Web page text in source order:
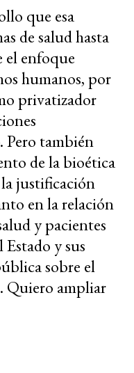
que esa
de salud hasta
el enfoque
humanos, por
privatizador
Pero también
de la bioética
justificación
en la relación
y pacientes
y sus
sobre el
Quiero ampliar